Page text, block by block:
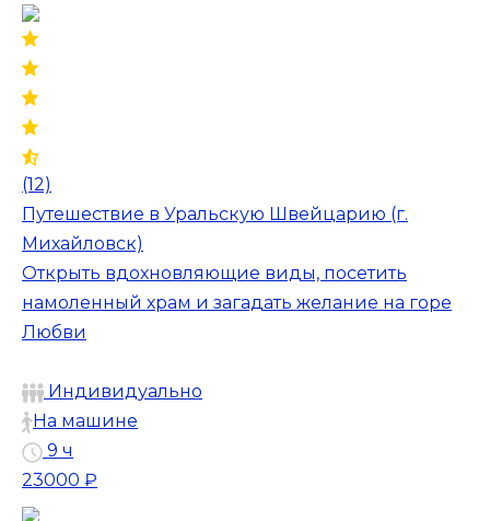
(12)
Путешествие в Уральскую Швейцарию (г.
Михайловск)
Открыть вдохновляющие виды, посетить
намоленный храм и загадать желание на горе
Любви
Индивидуально
На машине
9 ч
23000 ₽